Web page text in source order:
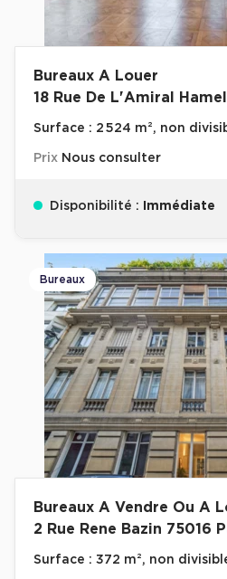
Bureaux A Louer
18 Rue De L'Amiral
Surface : 2 524 m², non
Prix Nous consulter
Disponibilité : Immédiate
Bureaux
Bureaux A Vendre Ou A
2 Rue Rene Bazin 75016
Surface : 372 m², non